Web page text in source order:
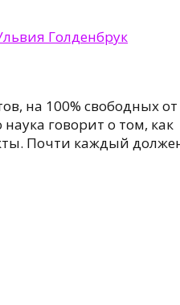
Голденбрук
на 100% свободных от
говорит о том, как
Почти каждый